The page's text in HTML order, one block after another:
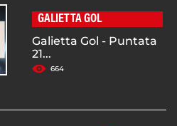
GALIETTA GOL
Galietta Gol - Puntata
21...
664